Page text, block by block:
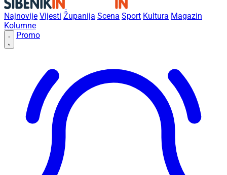
Najnovije Vijesti Županija Scena Sport Kultura Magazin
Kolumne
Promo